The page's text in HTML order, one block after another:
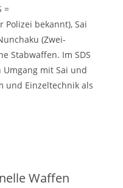
=
Polizei bekannt), Sai
(Zwei-
Stabwaffen. Im SDS
mit Sai und
und Einzeltechnik als
Waffen